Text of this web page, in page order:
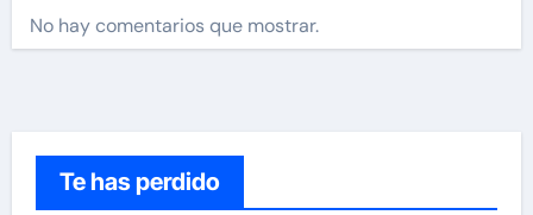
No hay comentarios que mostrar.
Te has perdido